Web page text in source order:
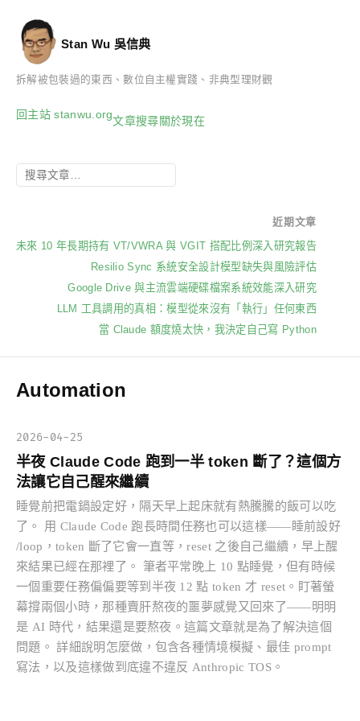
Stan Wu 吳信典
拆解被包裝過的東西、數位自主權實踐、非典型理財觀
回主站 stanwu.org文章搜尋關於現在
近期文章
未來 10 年長期持有 VT/VWRA 與 VGIT 搭配比例深入研究報告
Resilio Sync 系統安全設計模型缺失與風險評估
Google Drive 與主流雲端硬碟檔案系統效能深入研究
LLM 工具調用的真相：模型從來沒有「執行」任何東西
當 Claude 額度燒太快，我決定自己寫 Python
Automation
2026-04-25
半夜 Claude Code 跑到一半 token 斷了？這個方
法讓它自己醒來繼續
睡覺前把電鍋設定好，隔天早上起床就有熱騰騰的飯可以吃
了。 用 Claude Code 跑長時間任務也可以這樣——睡前設好
/loop，token 斷了它會一直等，reset 之後自己繼續，早上醒
來結果已經在那裡了。 筆者平常晚上 10 點睡覺，但有時候
一個重要任務偏偏要等到半夜 12 點 token 才 reset。盯著螢
幕撐兩個小時，那種賣肝熬夜的噩夢感覺又回來了——明明
是 AI 時代，結果還是要熬夜。這篇文章就是為了解決這個
問題。 詳細說明怎麼做，包含各種情境模擬、最佳 prompt
寫法，以及這樣做到底違不違反 Anthropic TOS。